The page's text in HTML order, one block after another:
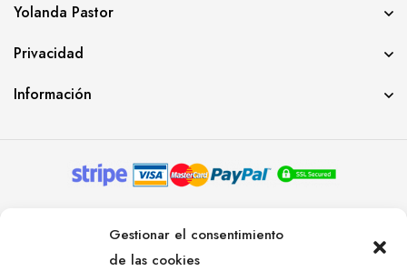
Gestionar el consentimiento
de las cookies
Yolanda Pastor
Privacidad
Información
RESERVADOS. AGENCIA DE COMUNICACIÓN
ÁNGULO TRES.